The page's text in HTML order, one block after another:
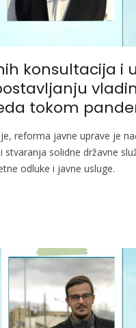
konsultacija i
tokom
reforma javne uprave je
stvaranja solidne državne
odluke i javne usluge.